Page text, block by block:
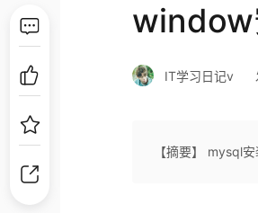
window
IT学习日记v
【摘要】 mysql